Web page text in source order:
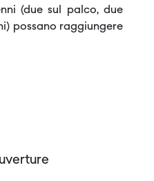
(due sul palco, due
possano raggiungere